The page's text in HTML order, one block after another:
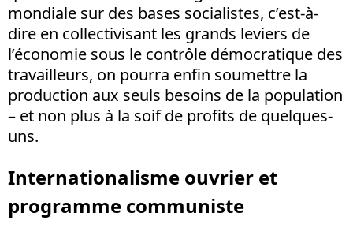
mondiale sur des bases socialistes, c’est-à-
dire en collectivisant les grands leviers de
l’économie sous le contrôle démocratique des
travailleurs, on pourra enfin soumettre la
production aux seuls besoins de la population
– et non plus à la soif de profits de quelques-
uns.
Internationalisme ouvrier et
programme communiste